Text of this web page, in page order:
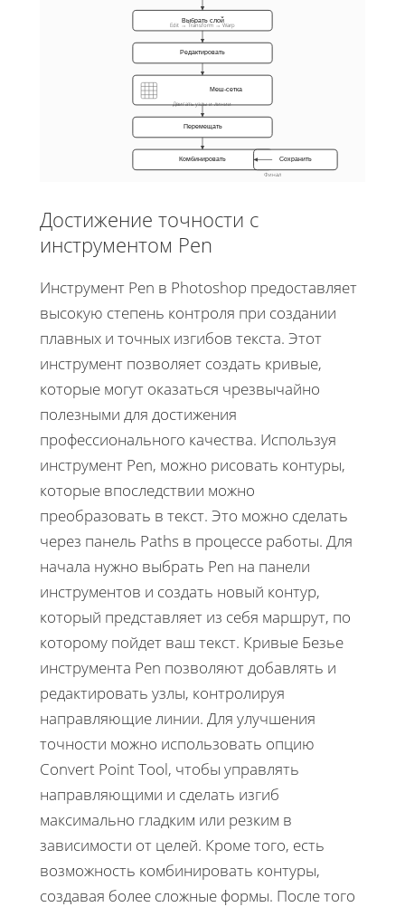
Выбрать слой
Редактировать
Меш-сетка
Перемещать
Комбинировать Сохранить
Edit → Transform → Warp
Двигать узлы и линии
Финал
Достижение точности с
инструментом Pen
Инструмент Pen в Photoshop предоставляет
высокую степень контроля при создании
плавных и точных изгибов текста. Этот
инструмент позволяет создать кривые,
которые могут оказаться чрезвычайно
полезными для достижения
профессионального качества. Используя
инструмент Pen, можно рисовать контуры,
которые впоследствии можно
преобразовать в текст. Это можно сделать
через панель Paths в процессе работы. Для
начала нужно выбрать Pen на панели
инструментов и создать новый контур,
который представляет из себя маршрут, по
которому пойдет ваш текст. Кривые Безье
инструмента Pen позволяют добавлять и
редактировать узлы, контролируя
направляющие линии. Для улучшения
точности можно использовать опцию
Convert Point Tool, чтобы управлять
направляющими и сделать изгиб
максимально гладким или резким в
зависимости от целей. Кроме того, есть
возможность комбинировать контуры,
создавая более сложные формы. После того